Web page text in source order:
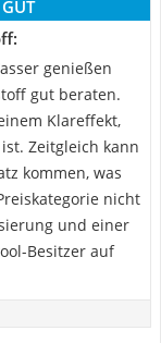
genießen
gut beraten.
Klareffekt,
Zeitgleich kann
kommen, was
nicht
und einer
Besitzer auf